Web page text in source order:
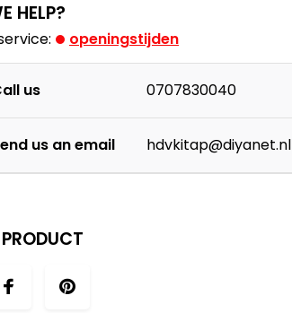
HELP?
openingstijden
us 0707830040
us an email hdvkitap@diyanet.nl